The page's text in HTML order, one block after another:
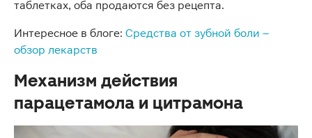
таблетках, оба продаются без рецепта.
Интересное в блоге: Средства от зубной боли –
обзор лекарств
Механизм действия
парацетамола и цитрамона